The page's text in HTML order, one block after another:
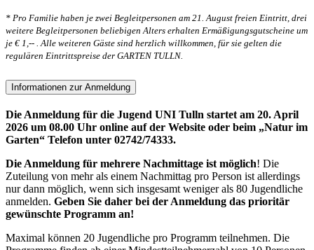
* Pro Familie haben je zwei Begleitpersonen am 21. August freien Eintritt, drei
weitere Begleitpersonen beliebigen Alters erhalten Ermäßigungsgutscheine um
je € 1,-- . Alle weiteren Gäste sind herzlich willkommen, für sie gelten die
regulären Eintrittspreise der GARTEN TULLN.
Informationen zur Anmeldung
Die Anmeldung für die Jugend UNI Tulln startet am 20. April
2026 um 08.00 Uhr online auf der Website oder beim „Natur im
Garten“ Telefon unter 02742/74333.
Die Anmeldung für mehrere Nachmittage ist möglich! Die
Zuteilung von mehr als einem Nachmittag pro Person ist allerdings
nur dann möglich, wenn sich insgesamt weniger als 80 Jugendliche
anmelden. Geben Sie daher bei der Anmeldung das prioritär
gewünschte Programm an!
Maximal können 20 Jugendliche pro Programm teilnehmen. Die